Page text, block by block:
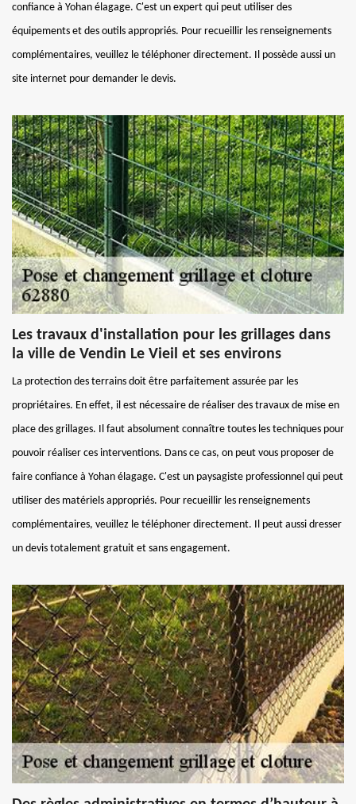
confiance à Yohan élagage. C'est un expert qui peut utiliser des
équipements et des outils appropriés. Pour recueillir les renseignements
complémentaires, veuillez le téléphoner directement. Il possède aussi un
site internet pour demander le devis.
Les travaux d'installation pour les grillages dans
la ville de Vendin Le Vieil et ses environs
La protection des terrains doit être parfaitement assurée par les
propriétaires. En effet, il est nécessaire de réaliser des travaux de mise en
place des grillages. Il faut absolument connaître toutes les techniques pour
pouvoir réaliser ces interventions. Dans ce cas, on peut vous proposer de
faire confiance à Yohan élagage. C'est un paysagiste professionnel qui peut
utiliser des matériels appropriés. Pour recueillir les renseignements
complémentaires, veuillez le téléphoner directement. Il peut aussi dresser
un devis totalement gratuit et sans engagement.